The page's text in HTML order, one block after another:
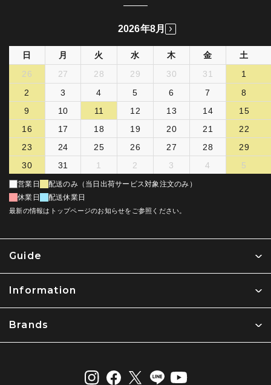
Guide
Information
Brands
2026年8月
日 月 火 水 木 金
土
26
27 28 29 30 31
1
2
3 4 5 6 7
8
9
10 11 12 13 14
15
16
17 18 19 20 21
22
23
24 25 26 27 28
29
30
31 1 2 3 4 5
営業日
配送のみ（当日出荷サービス対象注文のみ）
休業日
配送休業日
最新の情報はトップページのお知らせをご参照ください。